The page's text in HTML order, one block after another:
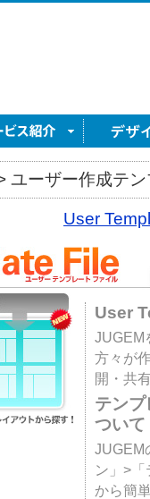
ユーザー作成テ
User
User
JUGEM
方々が
開・共
テン
ついて
JUGEM
ン」>
から簡